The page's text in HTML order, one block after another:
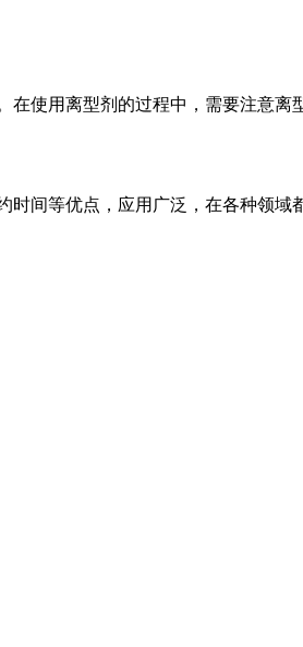
使用离型剂的过程中，需要注意离
间等优点，应用广泛，在各种领域